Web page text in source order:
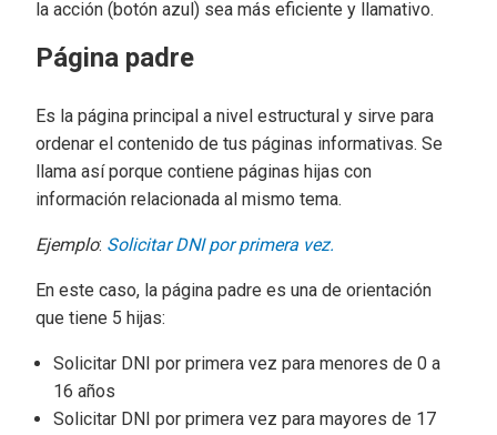
la acción (botón azul) sea más eficiente y llamativo.
Página padre
Es la página principal a nivel estructural y sirve para
ordenar el contenido de tus páginas informativas. Se
llama así porque contiene páginas hijas con
información relacionada al mismo tema.
Ejemplo: Solicitar DNI por primera vez.
En este caso, la página padre es una de orientación
que tiene 5 hijas:
Solicitar DNI por primera vez para menores de 0 a
16 años
Solicitar DNI por primera vez para mayores de 17